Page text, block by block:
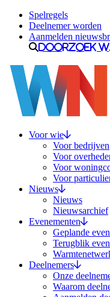
Ga naar inhoud
Spelregels
Deelnemer worden
Aanmelden
Doorzoek
Voor wie
Voor bedrijven
Voor
Voor
Voor
Nieuws
Nieuws
Nieuwsarchief
Evenementen
Geplande
Terugblik
Deelnemers
Onze
Waarom